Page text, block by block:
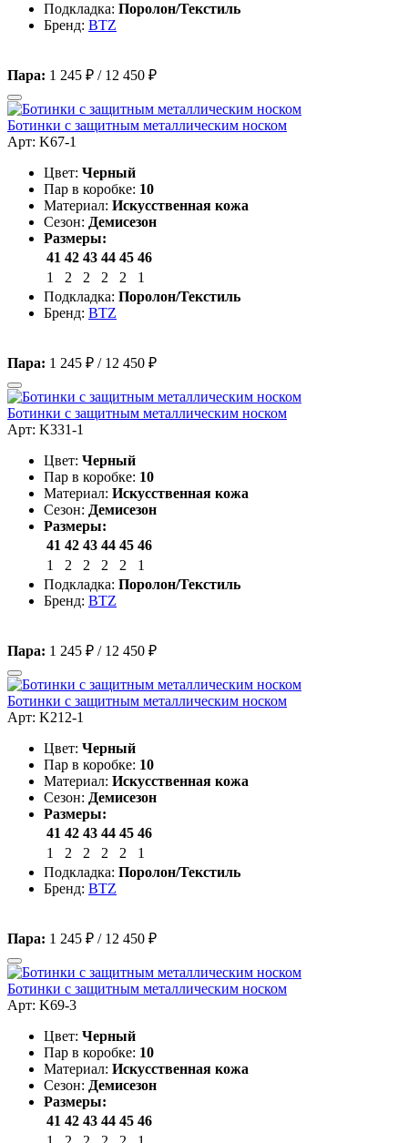
Подкладка: Поролон/Текстиль
Бренд: BTZ
Пара: 1 245 ₽ / 12 450 ₽
Ботинки с защитным металлическим носком
Арт: K67-1
Цвет: Черный
Пар в коробке: 10
Материал: Искусственная кожа
Сезон: Демисезон
Размеры:
41 42 43 44 45 46
1
2 2 2 2
1
Подкладка: Поролон/Текстиль
Бренд: BTZ
Пара: 1 245 ₽ / 12 450 ₽
Ботинки с защитным металлическим носком
Арт: K331-1
Цвет: Черный
Пар в коробке: 10
Материал: Искусственная кожа
Сезон: Демисезон
Размеры:
41 42 43 44 45 46
1
2 2 2 2
1
Подкладка: Поролон/Текстиль
Бренд: BTZ
Пара: 1 245 ₽ / 12 450 ₽
Ботинки с защитным металлическим носком
Арт: K212-1
Цвет: Черный
Пар в коробке: 10
Материал: Искусственная кожа
Сезон: Демисезон
Размеры:
41 42 43 44 45 46
1
2 2 2 2
1
Подкладка: Поролон/Текстиль
Бренд: BTZ
Пара: 1 245 ₽ / 12 450 ₽
Ботинки с защитным металлическим носком
Арт: K69-3
Цвет: Черный
Пар в коробке: 10
Материал: Искусственная кожа
Сезон: Демисезон
Размеры:
41 42 43 44 45 46